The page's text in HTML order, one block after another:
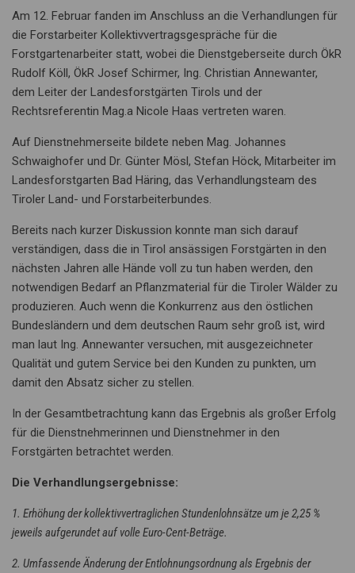
Am 12. Februar fanden im Anschluss an die Verhandlungen für
die Forstarbeiter Kollektivvertragsgespräche für die
Forstgartenarbeiter statt, wobei die Dienstgeberseite durch ÖkR
Rudolf Köll, ÖkR Josef Schirmer, Ing. Christian Annewanter,
dem Leiter der Landesforstgärten Tirols und der
Rechtsreferentin Mag.a Nicole Haas vertreten waren.
Auf Dienstnehmerseite bildete neben Mag. Johannes
Schwaighofer und Dr. Günter Mösl, Stefan Höck, Mitarbeiter im
Landesforstgarten Bad Häring, das Verhandlungsteam des
Tiroler Land- und Forstarbeiterbundes.
Bereits nach kurzer Diskussion konnte man sich darauf
verständigen, dass die in Tirol ansässigen Forstgärten in den
nächsten Jahren alle Hände voll zu tun haben werden, den
notwendigen Bedarf an Pflanzmaterial für die Tiroler Wälder zu
produzieren. Auch wenn die Konkurrenz aus den östlichen
Bundesländern und dem deutschen Raum sehr groß ist, wird
man laut Ing. Annewanter versuchen, mit ausgezeichneter
Qualität und gutem Service bei den Kunden zu punkten, um
damit den Absatz sicher zu stellen.
In der Gesamtbetrachtung kann das Ergebnis als großer Erfolg
für die Dienstnehmerinnen und Dienstnehmer in den
Forstgärten betrachtet werden.
Die Verhandlungsergebnisse:
1. Erhöhung der kollektivvertraglichen Stundenlohnsätze um je 2,25 %
jeweils aufgerundet auf volle Euro-Cent-Beträge.
2. Umfassende Änderung der Entlohnungsordnung als Ergebnis der